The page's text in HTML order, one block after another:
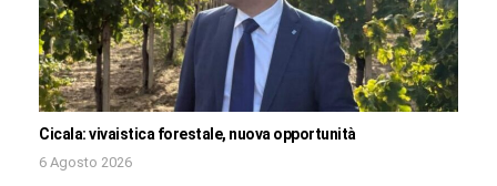
Cicala: vivaistica forestale, nuova opportunità
6 Agosto 2026